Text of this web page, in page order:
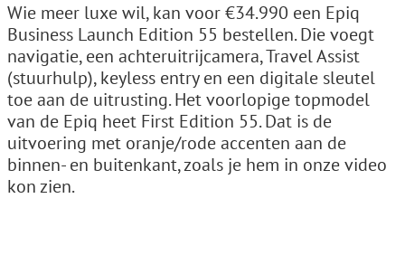
Wie meer luxe wil, kan voor €34.990 een Epiq
Business Launch Edition 55 bestellen. Die voegt
navigatie, een achteruitrijcamera, Travel Assist
(stuurhulp), keyless entry en een digitale sleutel
toe aan de uitrusting. Het voorlopige topmodel
van de Epiq heet First Edition 55. Dat is de
uitvoering met oranje/rode accenten aan de
binnen- en buitenkant, zoals je hem in onze video
kon zien.